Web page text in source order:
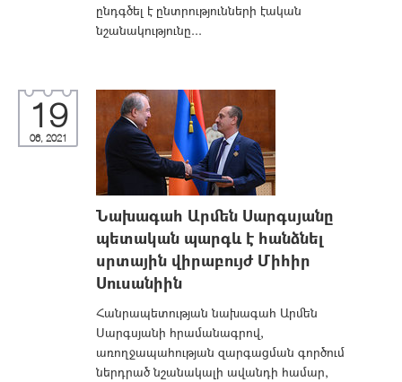
ընդգծել է ընտրությունների էական
նշանակությունը...
19
06, 2021
Նախագահ Արմեն Սարգսյանը
պետական պարգև է հանձնել
սրտային վիրաբույժ Միհիր
Սուսանիին
Հանրապետության նախագահ Արմեն
Սարգսյանի հրամանագրով,
առողջապահության զարգացման գործում
ներդրած նշանակալի ավանդի համար,